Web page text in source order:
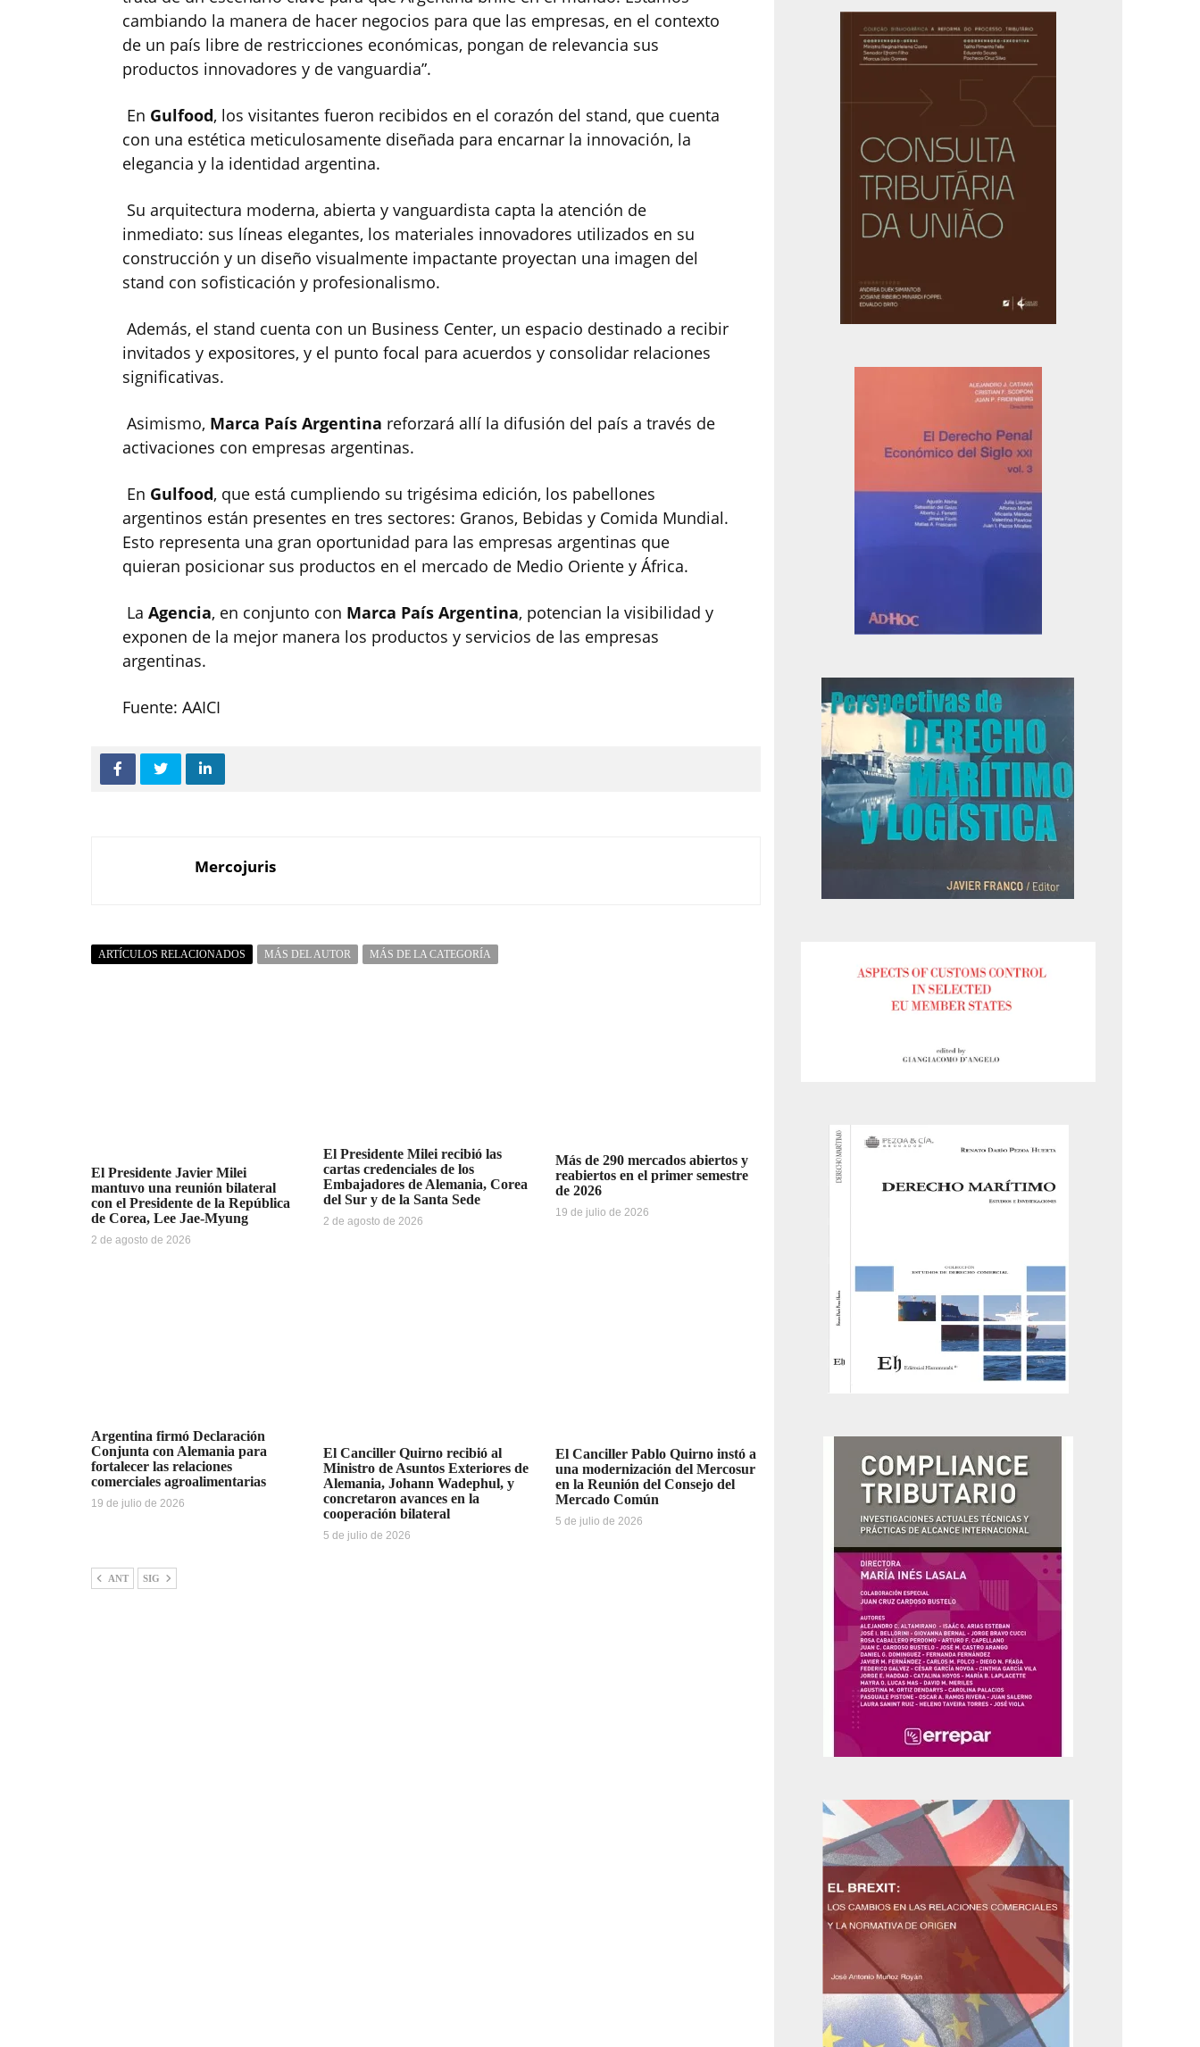
cambiando la manera de hacer negocios para que las empresas, en el contexto
de un país libre de restricciones económicas, pongan de relevancia sus
productos innovadores y de vanguardia”.
En Gulfood, los visitantes fueron recibidos en el corazón del stand, que cuenta
con una estética meticulosamente diseñada para encarnar la innovación, la
elegancia y la identidad argentina.
Su arquitectura moderna, abierta y vanguardista capta la atención de
inmediato: sus líneas elegantes, los materiales innovadores utilizados en su
construcción y un diseño visualmente impactante proyectan una imagen del
stand con sofisticación y profesionalismo.
Además, el stand cuenta con un Business Center, un espacio destinado a recibir
invitados y expositores, y el punto focal para acuerdos y consolidar relaciones
significativas.
Asimismo, Marca País Argentina reforzará allí la difusión del país a través de
activaciones con empresas argentinas.
En Gulfood, que está cumpliendo su trigésima edición, los pabellones
argentinos están presentes en tres sectores: Granos, Bebidas y Comida Mundial.
Esto representa una gran oportunidad para las empresas argentinas que
quieran posicionar sus productos en el mercado de Medio Oriente y África.
La Agencia, en conjunto con Marca País Argentina, potencian la visibilidad y
exponen de la mejor manera los productos y servicios de las empresas
argentinas.
Fuente: AAICI
Mercojuris
ARTÍCULOS RELACIONADOS MÁS DEL AUTOR MÁS DE LA CATEGORÍA
El Presidente Javier Milei
mantuvo una reunión bilateral
con el Presidente de la República
de Corea, Lee Jae-Myung
2 de agosto de 2026
El Presidente Milei recibió las
cartas credenciales de los
Embajadores de Alemania, Corea
del Sur y de la Santa Sede
2 de agosto de 2026
Más de 290 mercados abiertos y
reabiertos en el primer semestre
de 2026
19 de julio de 2026
Argentina firmó Declaración
Conjunta con Alemania para
fortalecer las relaciones
comerciales agroalimentarias
19 de julio de 2026
El Canciller Quirno recibió al
Ministro de Asuntos Exteriores de
Alemania, Johann Wadephul, y
concretaron avances en la
cooperación bilateral
5 de julio de 2026
El Canciller Pablo Quirno instó a
una modernización del Mercosur
en la Reunión del Consejo del
Mercado Común
5 de julio de 2026
ANT SIG